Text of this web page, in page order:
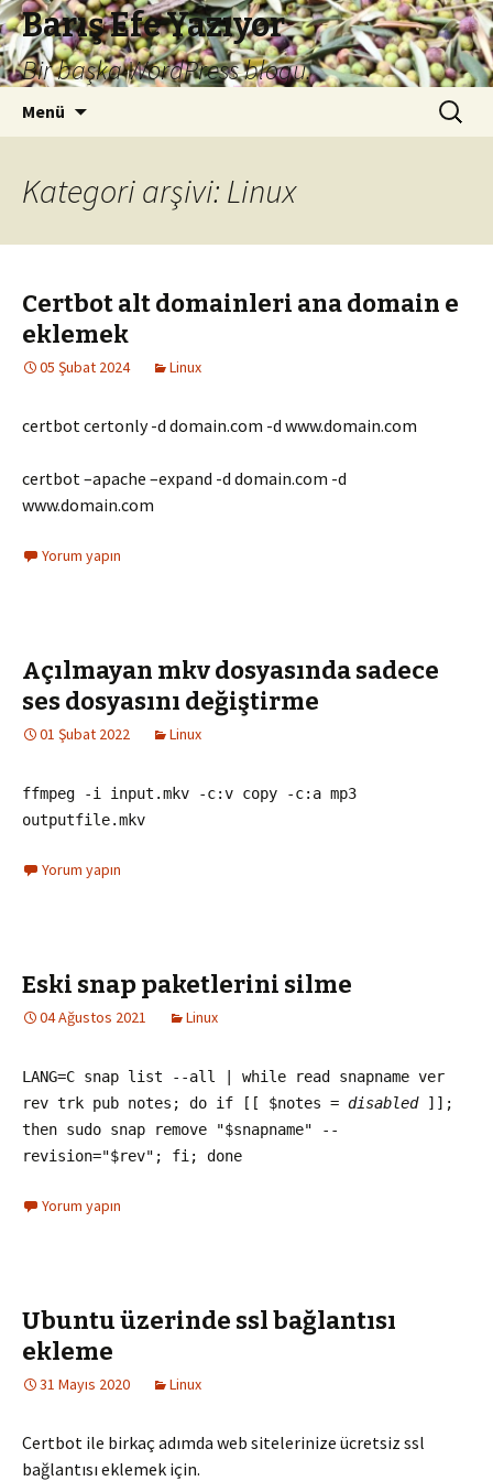
Barış Efe Yazıyor
Bir başka WordPress blogu.
Menü Arama:
Kategori arşivi: Linux
Certbot alt domainleri ana domain e
eklemek
05 Şubat 2024 Linux
certbot certonly -d domain.com -d www.domain.com
certbot –apache –expand -d domain.com -d
www.domain.com
Yorum yapın
Açılmayan mkv dosyasında sadece
ses dosyasını değiştirme
01 Şubat 2022 Linux
ffmpeg -i input.mkv -c:v copy -c:a mp3
outputfile.mkv
Yorum yapın
Eski snap paketlerini silme
04 Ağustos 2021 Linux
LANG=C snap list --all | while read snapname ver
rev trk pub notes; do if [[ $notes = disabled]];
then sudo snap remove "$snapname" --
revision="$rev"; fi; done
Yorum yapın
Ubuntu üzerinde ssl bağlantısı
ekleme
31 Mayıs 2020 Linux
Certbot ile birkaç adımda web sitelerinize ücretsiz ssl
bağlantısı eklemek için.